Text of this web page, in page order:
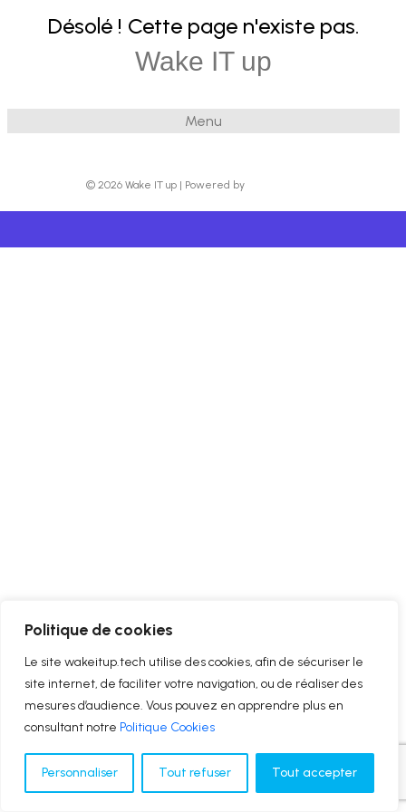
Politique de cookies
Le site wakeitup.tech utilise des cookies, afin de sécuriser le
site internet, de faciliter votre navigation, ou de réaliser des
mesures d’audience. Vous pouvez en apprendre plus en
consultant notre Politique Cookies
Personnaliser Tout refuser Tout accepter
Wake IT up
Menu
Désolé ! Cette page n'existe pas.
© 2026 Wake IT up | Powered by